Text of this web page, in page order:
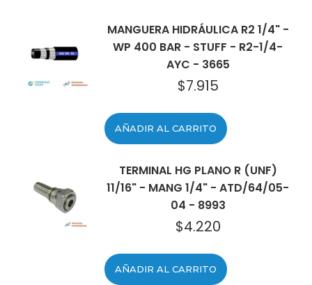
MANGUERA HIDRÁULICA R2 1/4" -
WP 400 BAR - STUFF - R2-1/4-
AYC - 3665
$7.915
AÑADIR AL CARRITO
TERMINAL HG PLANO R (UNF)
11/16" - MANG 1/4" - ATD/64/05-
04 - 8993
$4.220
AÑADIR AL CARRITO